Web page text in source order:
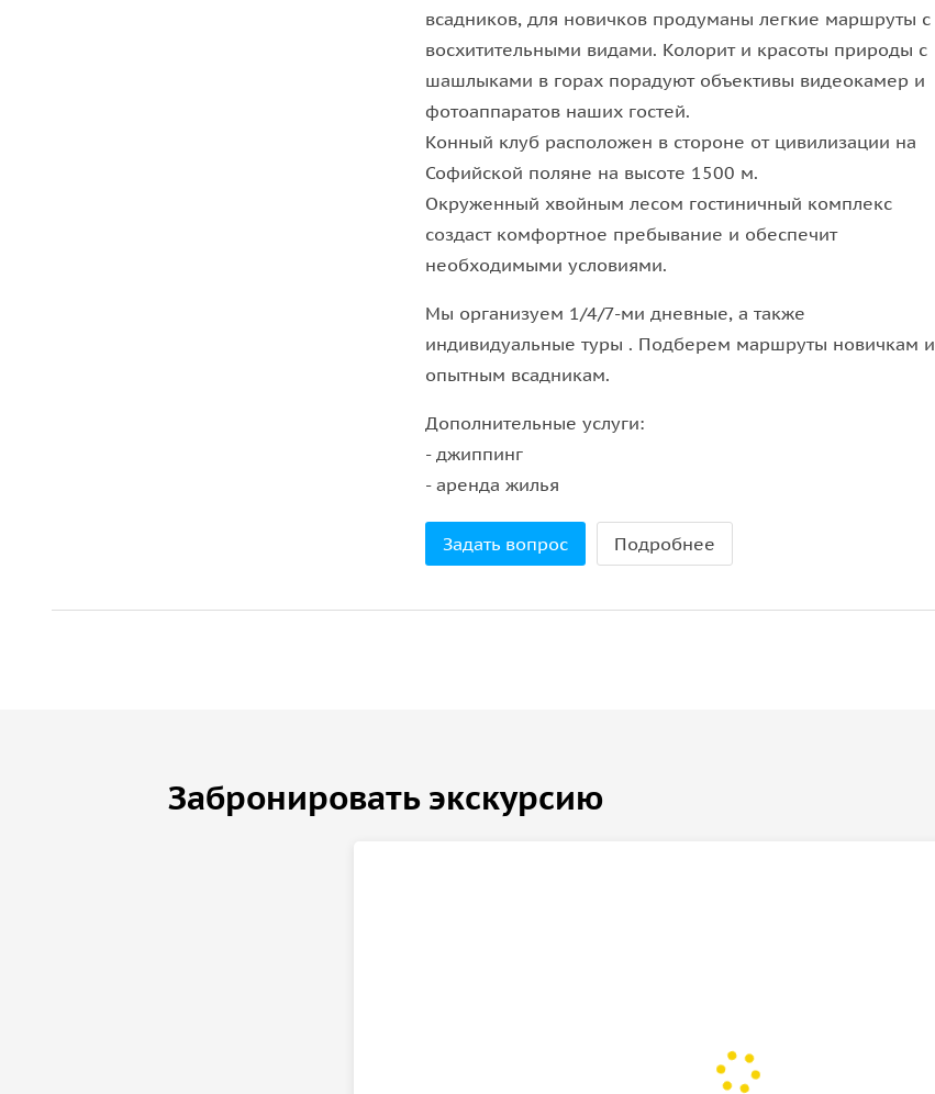
всадников, для новичков продуманы легкие маршруты с
восхитительными видами. Колорит и красоты природы с
шашлыками в горах порадуют объективы видеокамер и
фотоаппаратов наших гостей.
Конный клуб расположен в стороне от цивилизации на
Софийской поляне на высоте 1500 м.
Окруженный хвойным лесом гостиничный комплекс
создаст комфортное пребывание и обеспечит
необходимыми условиями.
Мы организуем 1/4/7-ми дневные, а также
индивидуальные туры . Подберем маршруты новичкам и
опытным всадникам.
Дополнительные услуги:
- джиппинг
- аренда жилья
Задать вопрос Подробнее
Забронировать экскурсию